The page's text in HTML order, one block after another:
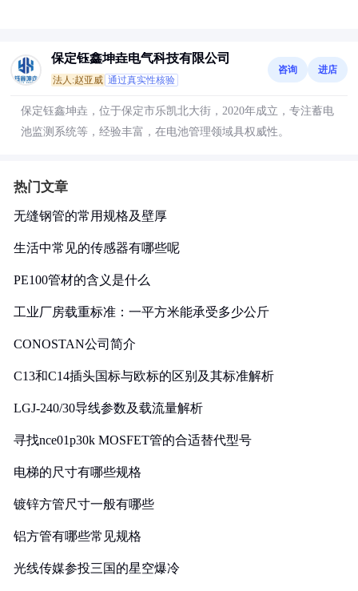
保定钰鑫坤垚电气科技有限公司
法人:赵亚威 通过真实性核验
咨询 进店
保定钰鑫坤垚，位于保定市乐凯北大街，2020年成立，专注蓄电
池监测系统等，经验丰富，在电池管理领域具权威性。
热门文章
无缝钢管的常用规格及壁厚
生活中常见的传感器有哪些呢
PE100管材的含义是什么
工业厂房载重标准：一平方米能承受多少公斤
CONOSTAN公司简介
C13和C14插头国标与欧标的区别及其标准解析
LGJ-240/30导线参数及载流量解析
寻找nce01p30k MOSFET管的合适替代型号
电梯的尺寸有哪些规格
镀锌方管尺寸一般有哪些
铝方管有哪些常见规格
光线传媒参投三国的星空爆冷